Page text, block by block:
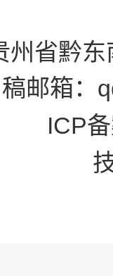
州省黔
稿邮箱：
ICP